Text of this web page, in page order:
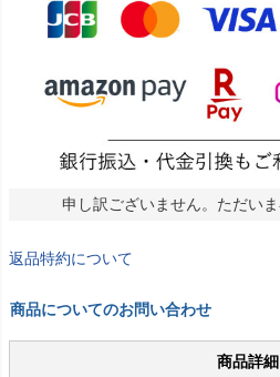
申し訳ございません。ただいま
返品特約について
商品についてのお問い合わせ
商品詳細